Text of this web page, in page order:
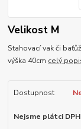
Velikost M
Stahovací vak či
výška 40cm celý
Dostupnost
Nejsme plátci DPH